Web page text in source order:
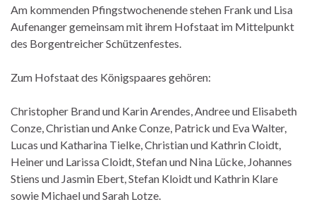
Am kommenden Pfingstwochenende stehen Frank und Lisa
Aufenanger gemeinsam mit ihrem Hofstaat im Mittelpunkt
des Borgentreicher Schützenfestes.
Zum Hofstaat des Königspaares gehören:
Christopher Brand und Karin Arendes, Andree und Elisabeth
Conze, Christian und Anke Conze, Patrick und Eva Walter,
Lucas und Katharina Tielke, Christian und Kathrin Cloidt,
Heiner und Larissa Cloidt, Stefan und Nina Lücke, Johannes
Stiens und Jasmin Ebert, Stefan Kloidt und Kathrin Klare
sowie Michael und Sarah Lotze.